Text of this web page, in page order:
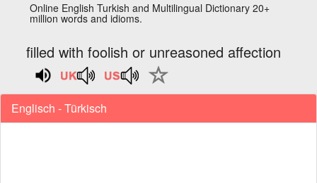
Online English Turkish and Multilingual Dictionary 20+
million words and idioms.
filled with foolish or unreasoned affection
Englisch - Türkisch